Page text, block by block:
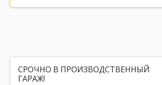
СРОЧНО В ПРОИЗВОДСТВЕННЫЙ
ГАРАЖ!